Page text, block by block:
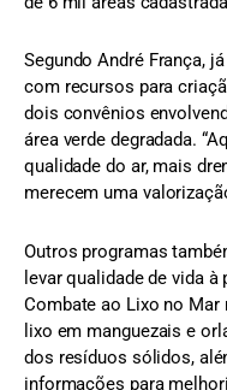
Segundo André França,
com recursos para
dois convênios
área verde degradada.
qualidade do ar, mais
merecem uma
Outros programas
levar qualidade de vida
Combate ao Lixo no Mar
lixo em manguezais e
dos resíduos sólidos,
informações para